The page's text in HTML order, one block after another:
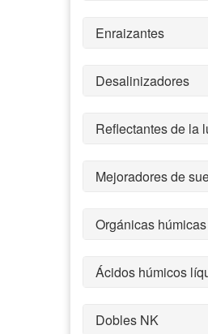
Enraizantes
Desalinizadores
Reflectantes de la
Mejoradores de
Orgánicas
Ácidos húmicos
Dobles NK